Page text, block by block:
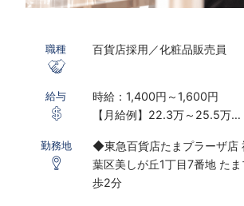
職種 百貨店採用／化粧品販売員
給与
時給：1,400円～1,600円
【月給例】22.3万～25.5万
※研修期間あり
※時給は能力経験により変動
います
勤務地
◆東急百貨店たまプラーザ店
葉区美しが丘1丁目7番地 た
歩2分